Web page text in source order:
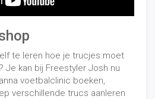
te leren hoe je trucjes moet
Je kan bij Freestyler Josh nu
voetbalclinic boeken,
verschillende trucs aanleren